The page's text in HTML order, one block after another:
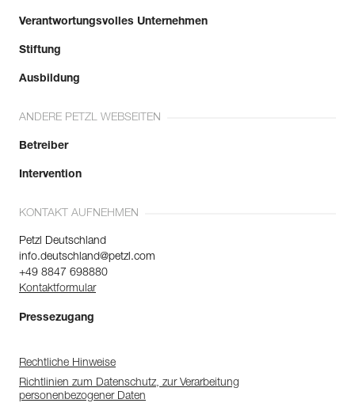
Verantwortungsvolles Unternehmen
Stiftung
Ausbildung
ANDERE PETZL WEBSEITEN
Betreiber
Intervention
KONTAKT AUFNEHMEN
Petzl Deutschland
info.deutschland@petzl.com
+49 8847 698880
Kontaktformular
Pressezugang
Rechtliche Hinweise
Richtlinien zum Datenschutz, zur Verarbeitung
personenbezogener Daten